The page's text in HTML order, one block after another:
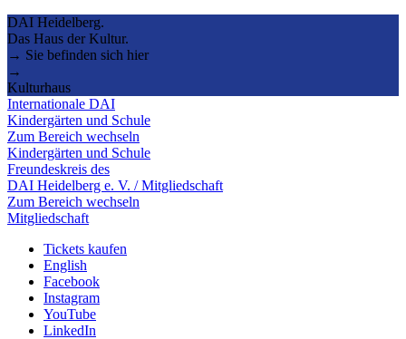
DAI Heidelberg.
Das Haus der Kultur.
→ Sie befinden sich hier
→
Kulturhaus
Internationale DAI
Kindergärten und Schule
Zum Bereich wechseln
Kindergärten und Schule
Freundeskreis des
DAI Heidelberg e. V. / Mitgliedschaft
Zum Bereich wechseln
Mitgliedschaft
Tickets kaufen
English
Facebook
Instagram
YouTube
LinkedIn